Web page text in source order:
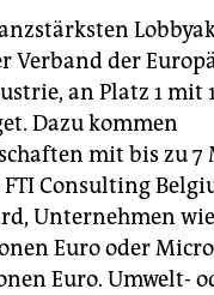
Verband der
an Platz 1 mit
Dazu kommen
mit bis zu
Consulting
Unternehmen
Euro oder
Euro. Umwelt-